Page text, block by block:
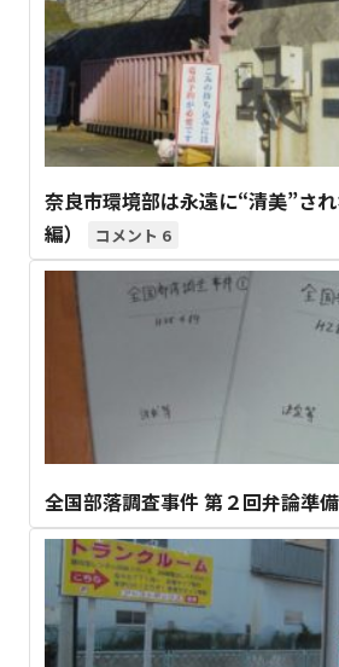
奈良市環境部は永遠に“清美”さ
編）
6
全国部落調査事件 第２回弁論準